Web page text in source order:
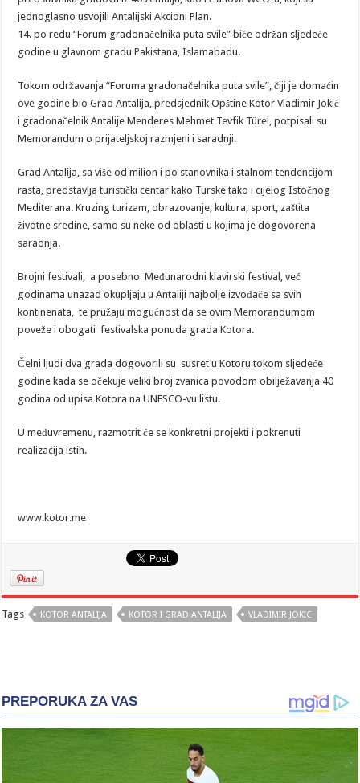
jednoglasno usvojili Antalijski Akcioni Plan.
14. po redu “Forum gradonačelnika puta svile” biće održan sljedeće
godine u glavnom gradu Pakistana, Islamabadu.
Tokom održavanja “Foruma gradonačelnika puta svile”, čiji je domaćin
ove godine bio Grad Antalija, predsjednik Opštine Kotor Vladimir Jokić
i gradonačelnik Antalije Menderes Mehmet Tevfik Türel, potpisali su
Memorandum o prijateljskoj razmjeni i saradnji.
Grad Antalija, sa više od milion i po stanovnika i stalnom tendencijom
rasta, predstavlja turistički centar kako Turske tako i cijelog Istočnog
Mediterana. Kruzing turizam, obrazovanje, kultura, sport, zaštita
životne sredine, samo su neke od oblasti u kojima je dogovorena
saradnja.
Brojni festivali, a posebno Međunarodni klavirski festival, već
godinama unazad okupljaju u Antaliji najbolje izvođače sa svih
kontinenata, te pružaju mogućnost da se ovim Memorandumom
poveže i obogati festivalska ponuda grada Kotora.
Čelni ljudi dva grada dogovorili su susret u Kotoru tokom sljedeće
godine kada se očekuje veliki broj zvanica povodom obilježavanja 40
godina od upisa Kotora na UNESCO-vu listu.
U međuvremenu, razmotrit će se konkretni projekti i pokrenuti
realizacija istih.
www.kotor.me
Tags KOTOR ANTALIJA KOTOR I GRAD ANTALIJA VLADIMIR JOKIC